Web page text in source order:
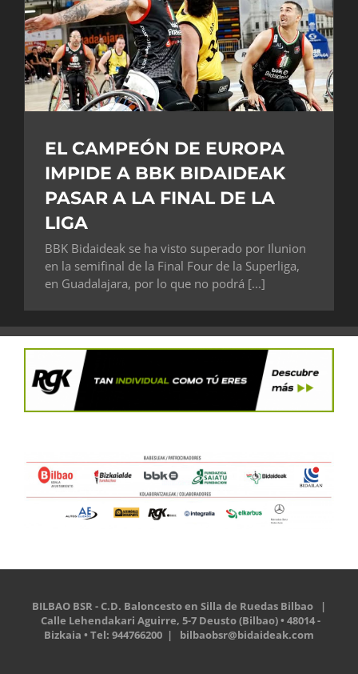
EL CAMPEÓN DE EUROPA
IMPIDE A BBK BIDAIDEAK
PASAR A LA FINAL DE LA
LIGA
BBK Bidaideak se ha visto superado por Ilunion
en la semifinal de la Final Four de la Superliga,
en Guadalajara, por lo que no podrá [...]
BILBAO BSR - C.D. Baloncesto en Silla de Ruedas Bilbao |
Calle Lehendakari Aguirre, 5-7 Deusto (Bilbao) • 48014 -
Bizkaia • Tel: 944766200 | bilbaobsr@bidaideak.com